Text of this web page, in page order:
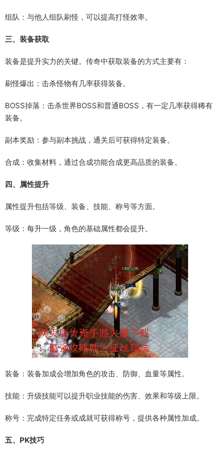
组队：与他人组队刷怪，可以提高打怪效率。
三、装备获取
装备是提升实力的关键。传奇中获取装备的方式主要有：
刷怪爆出：击杀怪物有几率获得装备。
BOSS掉落：击杀世界BOSS和普通BOSS，有一定几率获得稀有
装备。
副本奖励：参与副本挑战，通关后可获得特定装备。
合成：收集材料，通过合成功能合成更高品质的装备。
四、属性提升
属性提升包括等级、装备、技能、称号等方面。
等级：每升一级，角色的基础属性都会提升。
装备：装备加成会增加角色的攻击、防御、血量等属性。
技能：升级技能可以提升职业技能的伤害、效果和等级上限。
称号：完成特定任务或成就可获得称号，提供各种属性加成。
五、PK技巧